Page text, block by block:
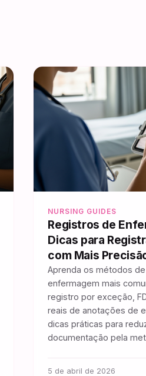
NURSING GUIDES
Registros de
Dicas para
com Mais
Aprenda os métodos
enfermagem mais
registro por exceção,
reais de anotações de
dicas práticas para
documentação pela
5 de abril de 2026